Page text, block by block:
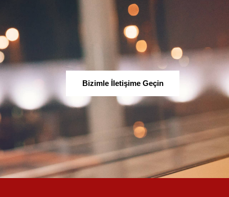
Bizimle İletişime Geçin